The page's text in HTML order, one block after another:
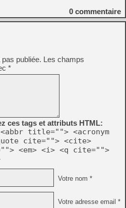
0 commentaire
publiée. Les champs
*
ces tags et attributs HTML:
title=""> <acronym
cite=""> <cite>
<em> <i> <q cite="">
Votre nom *
Votre adresse email *